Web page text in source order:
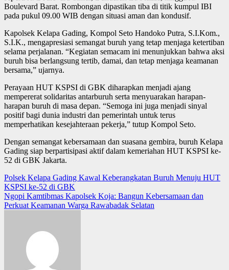
Boulevard Barat. Rombongan dipastikan tiba di titik kumpul IBI
pada pukul 09.00 WIB dengan situasi aman dan kondusif.
Kapolsek Kelapa Gading, Kompol Seto Handoko Putra, S.I.Kom.,
S.I.K., mengapresiasi semangat buruh yang tetap menjaga ketertiban
selama perjalanan. “Kegiatan semacam ini menunjukkan bahwa aksi
buruh bisa berlangsung tertib, damai, dan tetap menjaga keamanan
bersama,” ujarnya.
Perayaan HUT KSPSI di GBK diharapkan menjadi ajang
mempererat solidaritas antarburuh serta menyuarakan harapan-
harapan buruh di masa depan. “Semoga ini juga menjadi sinyal
positif bagi dunia industri dan pemerintah untuk terus
memperhatikan kesejahteraan pekerja,” tutup Kompol Seto.
Dengan semangat kebersamaan dan suasana gembira, buruh Kelapa
Gading siap berpartisipasi aktif dalam kemeriahan HUT KSPSI ke-
52 di GBK Jakarta.
Post
navigation
Polsek Kelapa Gading Kawal Keberangkatan Buruh Menuju HUT
KSPSI ke-52 di GBK
Ngopi Kamtibmas Kapolsek Koja: Bangun Kebersamaan dan
Perkuat Keamanan Warga Rawabadak Selatan